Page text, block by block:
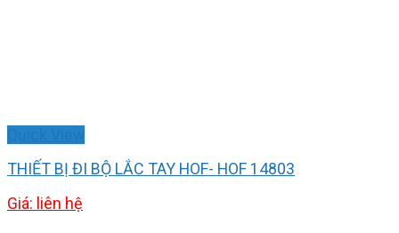
THIẾT BỊ ĐI BỘ LẮC TAY HOF- HOF 14803
Giá: liên hệ